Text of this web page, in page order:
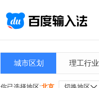
城市区划 理工行业